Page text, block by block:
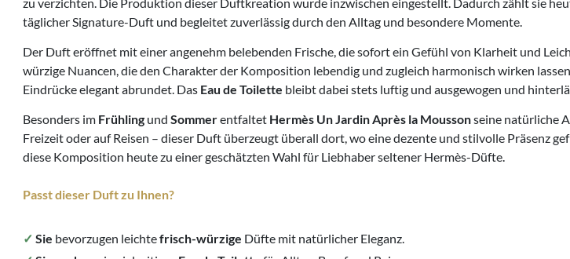
täglicher Signature-Duft und begleitet zuverlässig durch den Alltag und besondere Momente.
Der Duft eröffnet mit einer angenehm belebenden Frische, die sofort ein Gefühl von Klarheit und
würzige Nuancen, die den Charakter der Komposition lebendig und zugleich harmonisch wirken
Eindrücke elegant abrundet. Das Eau de Toilette bleibt dabei stets luftig und ausgewogen und
Besonders im Frühling und Sommerentfaltet Hermès Un Jardin Après la Moussonseine natürliche
Freizeit oder auf Reisen – dieser Duft überzeugt überall dort, wo eine dezente und stilvolle Präsenz
diese Komposition heute zu einer geschätzten Wahl für Liebhaber seltener Hermès-Düfte.
Passt dieser Duft zu Ihnen?
✓ Sie bevorzugen leichtefrisch-würzige Düfte mit natürlicher Eleganz.